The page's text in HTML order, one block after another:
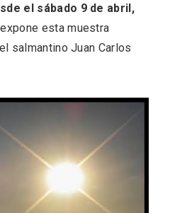
el sábado 9 de abril,
esta muestra
salmantino Juan Carlos
2026 en la Ruta del